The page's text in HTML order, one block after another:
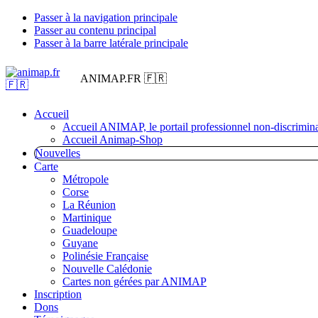
Passer à la navigation principale
Passer au contenu principal
Passer à la barre latérale principale
ANIMAP.FR 🇫🇷
Accueil
Accueil ANIMAP, le portail professionnel non-
Accueil Animap-Shop
Nouvelles
Carte
Métropole
Corse
La Réunion
Martinique
Guadeloupe
Guyane
Polinésie Française
Nouvelle Calédonie
Cartes non gérées par ANIMAP
Inscription
Dons